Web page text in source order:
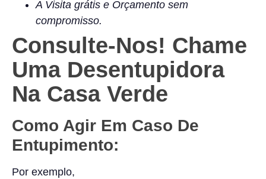
A Visita grátis e Orçamento sem
compromisso.
Consulte-Nos! Chame
Uma Desentupidora
Na Casa Verde
Como Agir Em Caso De
Entupimento:
Por exemplo,